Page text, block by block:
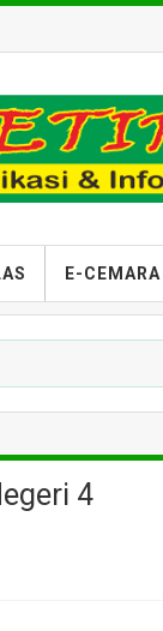
E-CEMARA
4